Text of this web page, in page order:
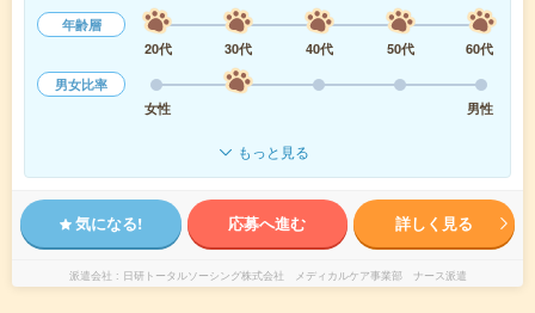
年齢層
20代
30代 40代 50代
60代
男女比率
女性
男性
もっと見る
気になる! 応募へ進む 詳しく見る
派遣会社 日研トータルソーシング株式会社 メディカルケア事業部 ナース派遣